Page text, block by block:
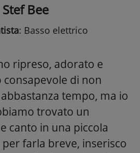
Stef Bee
: Basso elettrico
ripreso, adorato e
di non
tempo, ma io
trovato un
canto in una piccola
farla breve, inserisco